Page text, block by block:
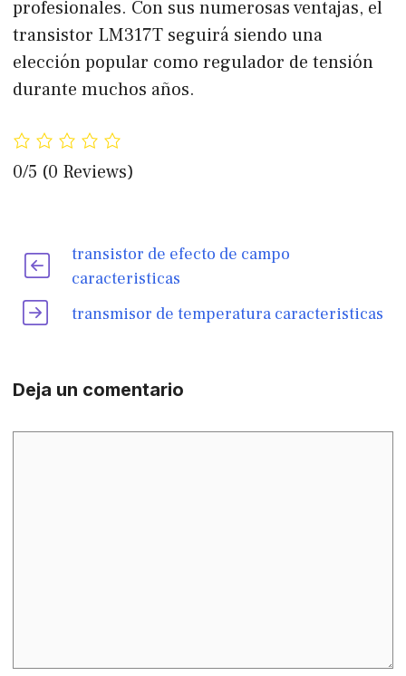
profesionales. Con sus numerosas ventajas, el
transistor LM317T seguirá siendo una
elección popular como regulador de tensión
durante muchos años.
0/5 (0 Reviews)
transistor de efecto de campo
caracteristicas
transmisor de temperatura caracteristicas
Deja un comentario